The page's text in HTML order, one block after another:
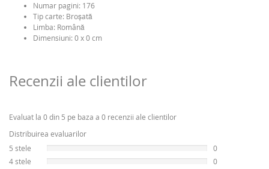
Numar pagini: 176
Tip carte: Broşată
Limba: Română
Dimensiuni: 0 x 0 cm
Recenzii ale clientilor
Evaluat la 0 din 5 pe baza a 0 recenzii ale clientilor
Distribuirea evaluarilor
5 stele
0
4 stele
0